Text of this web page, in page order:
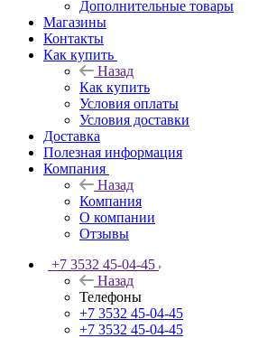
Дополнительные товары
Магазины
Контакты
Как купить
Назад
Как купить
Условия оплаты
Условия доставки
Доставка
Полезная информация
Компания
Назад
Компания
О компании
Отзывы
+7 3532 45-04-45
Назад
Телефоны
+7 3532 45-04-45
+7 3532 45-04-45